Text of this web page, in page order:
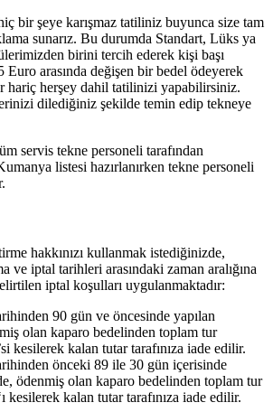
bir şeye karışmaz tatiliniz buyunca size tam
sunarız. Bu durumda Standart, Lüks ya
birini tercih ederek kişi başı
Euro arasında değişen bir bedel ödeyerek
hariç herşey dahil tatilinizi yapabilirsiniz.
dilediğiniz şekilde temin edip tekneye
servis tekne personeli tarafından
listesi hazırlanırken tekne personeli
hakkınızı kullanmak istediğinizde,
ve iptal tarihleri arasındaki zaman aralığına
iptal koşulları uygulanmaktadır:
90 gün ve öncesinde yapılan
olan kaparo bedelinden toplam tur
kesilerek kalan tutar tarafınıza iade edilir.
önceki 89 ile 30 gün içerisinde
ödenmiş olan kaparo bedelinden toplam tur
kesilerek kalan tutar tarafınıza iade edilir.